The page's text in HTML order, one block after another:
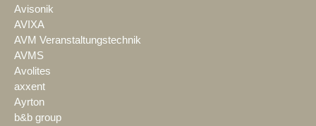
Avisonik
AVIXA
AVM Veranstaltungstechnik
AVMS
Avolites
axxent
Ayrton
b&b group